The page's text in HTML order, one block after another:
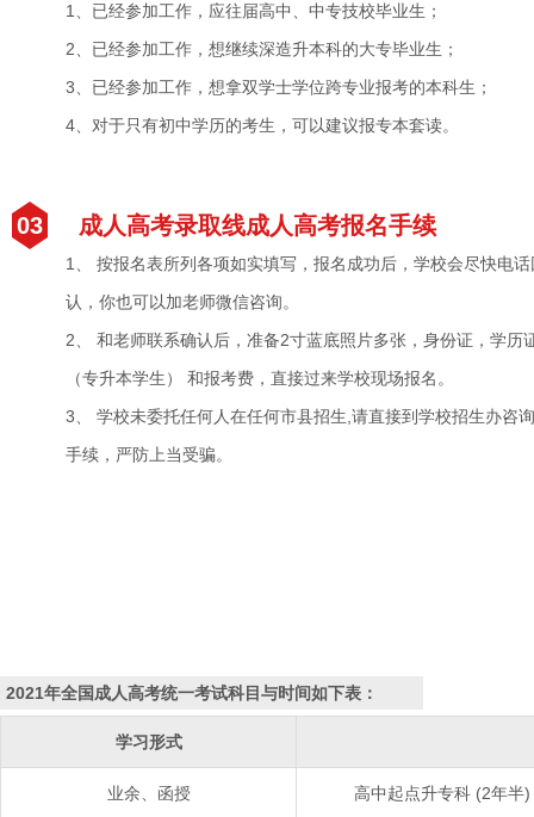
1、已经参加工作，应往届高中、中专技校毕业生；
2、已经参加工作，想继续深造升本科的大专毕业生；
3、已经参加工作，想拿双学士学位跨专业报考的本科生；
4、对于只有初中学历的考生，可以建议报专本套读。
03 成人高考录取线成人高考报名手续
1、 按报名表所列各项如实填写，报名成功后，学校会尽快电
认，你也可以加老师微信咨询。
2、 和老师联系确认后，准备2寸蓝底照片多张，身份证，学历
（专升本学生） 和报考费，直接过来学校现场报名。
3、 学校未委托任何人在任何市县招生,请直接到学校招生办咨
手续，严防上当受骗。
2021年全国成人高考统一考试科目与时间如下表：
学习形式
业余、函授 高中起点升专科 (2年半)